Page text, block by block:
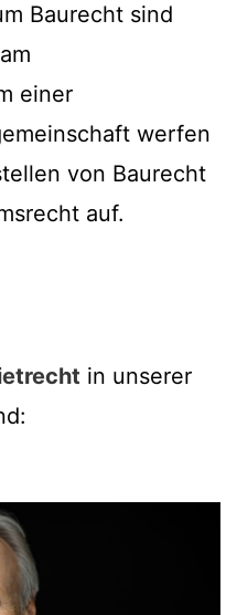
Baurecht sind
einer
werfen
von Baurecht
auf.
in unserer